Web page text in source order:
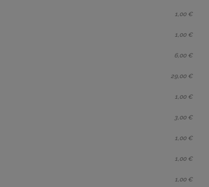
1,00 €
1,00 €
6,00 €
29,00 €
1,00 €
3,00 €
1,00 €
1,00 €
1,00 €